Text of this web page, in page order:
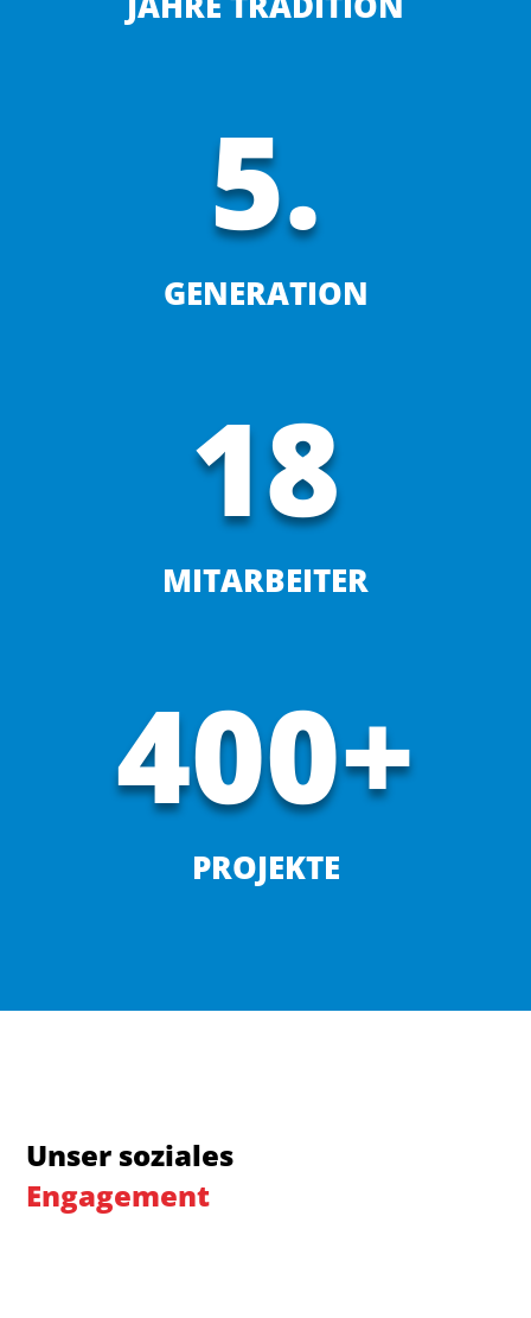
5.
GENERATION
18
MITARBEITER
400+
PROJEKTE
Unser soziales
Engagement